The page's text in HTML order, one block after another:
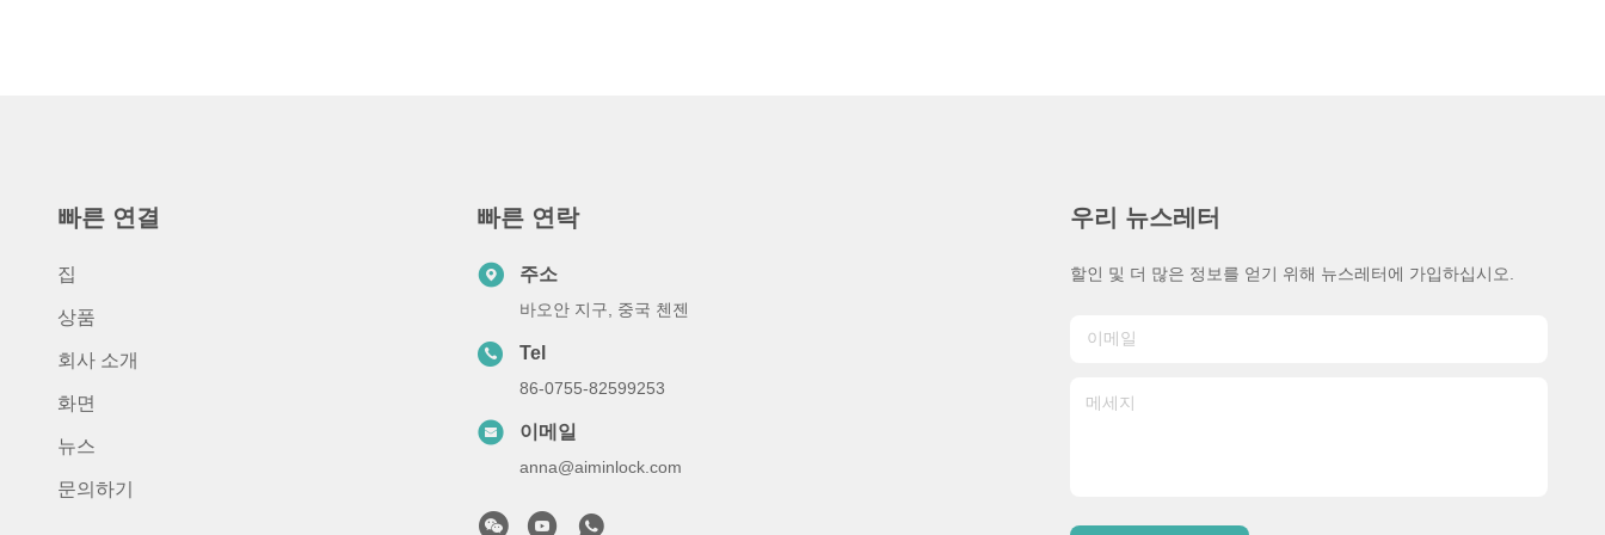
빠른 연결
집
상품
회사 소개
화면
뉴스
문의하기
빠른 연락
주소
바오안 지구, 중국 첸젠
Tel
86-0755-82599253
이메일
anna@aiminlock.com
우리 뉴스레터
할인 및 더 많은 정보를 얻기 위해 뉴스레터에 가입하십시오.